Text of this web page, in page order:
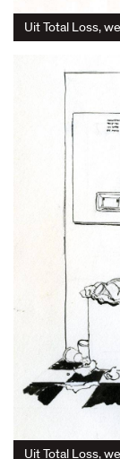
Uit Total Loss,
Uit Total Loss,